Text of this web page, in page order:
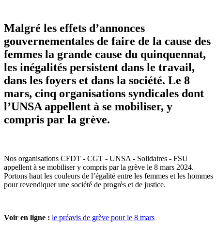
Malgré les effets d’annonces
gouvernementales de faire de la cause des
femmes la grande cause du quinquennat,
les inégalités persistent dans le travail,
dans les foyers et dans la société. Le 8
mars, cinq organisations syndicales dont
l’UNSA appellent à se mobiliser, y
compris par la grève.
Nos organisations CFDT - CGT - UNSA - Solidaires - FSU
appellent à se mobiliser y compris par la grève le 8 mars 2024.
Portons haut les couleurs de l’égalité entre les femmes et les hommes
pour revendiquer une société de progrès et de justice.
Voir en ligne : le préavis de grève pour le 8 mars